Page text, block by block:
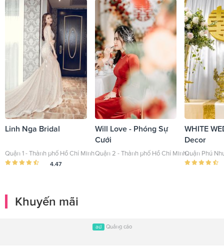
Linh Nga Bridal
Quận 1 - Thành phố Hồ Chí Minh
4.47
Will Love - Phóng Sự
Cưới
Quận 2 - Thành phố Hồ Chí Minh
WHITE
Decor
Quận Phú
Khuyến mãi
ad Quảng cáo